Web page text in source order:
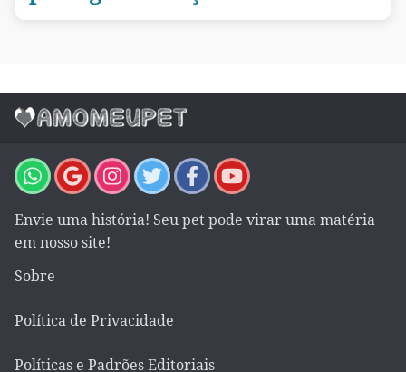
Envie uma história! Seu pet pode virar uma matéria
em nosso site!
Sobre
Política de Privacidade
Políticas e Padrões Editoriais